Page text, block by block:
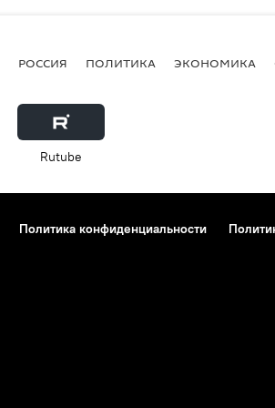
РОССИЯ ПОЛИТИКА ЭКОНОМИКА
Rutube
Политика конфиденциальности